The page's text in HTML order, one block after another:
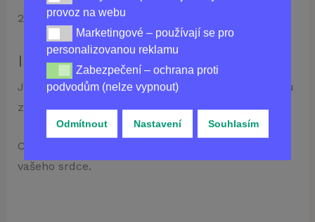
provoz na webu
Marketingové – používají se pro personalizovanou
Marketingové – používají se pro
personalizovanou reklamu
Zabezpečení – ochrana proti podvodům (nelze
Zabezpečení – ochrana proti
podvodům (nelze vypnout)
Odmítnout Nastavení Souhlasím
2 roky
Indikace:
Jako biologicky aktivní doplněk stravy pro podporu
zdraví kardiovaskulárního systému.
Cardione je váš spolehlivý partner v péči o zdraví
vašeho srdce.